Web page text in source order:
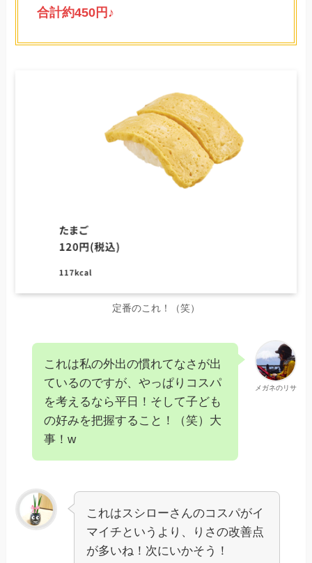
合計約450円♪
定番のこれ！（笑）
メガネのリサ
これは私の外出の慣れてなさが出
ているのですが、やっぱりコスパ
を考えるなら平日！そして子ども
の好みを把握すること！（笑）大
事！w
これはスシローさんのコスパがイ
マイチというより、りさの改善点
が多いね！次にいかそう！